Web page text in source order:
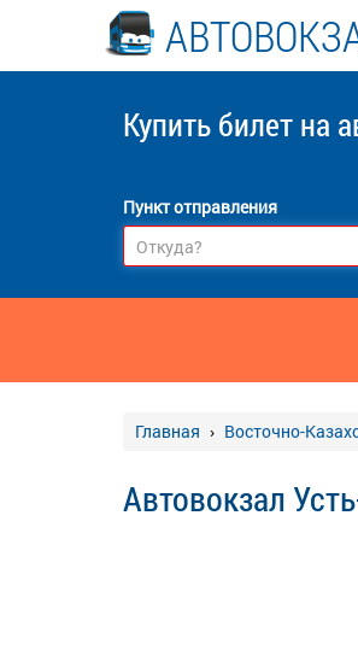
Купить билет на
Пункт отправления
Главная Восточно-
Автовокзал